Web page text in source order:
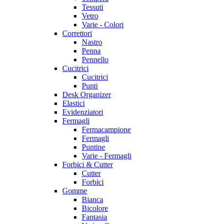
Tessuti
Vetro
Varie - Colori
Correttori
Nastro
Penna
Pennello
Cucitrici
Cucitrici
Punti
Desk Organizer
Elastici
Evidenziatori
Fermagli
Fermacampione
Fermagli
Puntine
Varie - Fermagli
Forbici & Cutter
Cutter
Forbici
Gomme
Bianca
Bicolore
Fantasia